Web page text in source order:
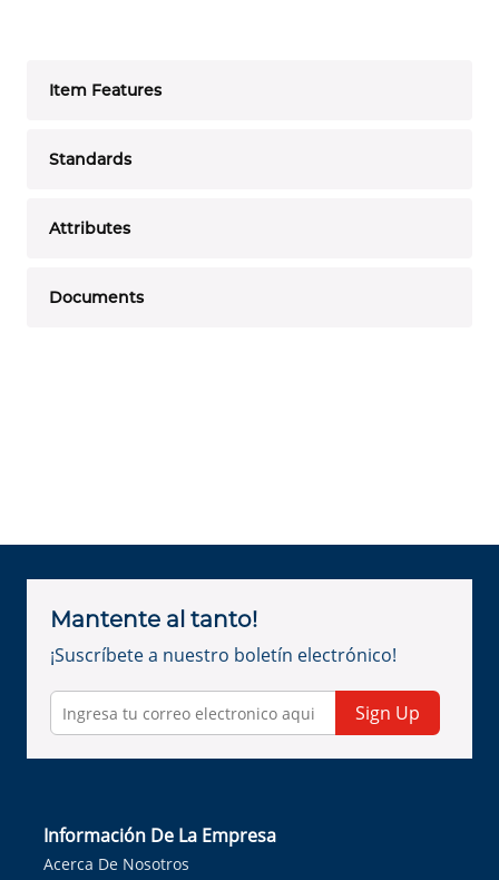
Item Features
Standards
Attributes
Documents
Mantente al tanto!
¡Suscríbete a nuestro boletín electrónico!
Sign Up
Información De La Empresa
Acerca De Nosotros